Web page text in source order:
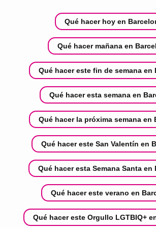
Qué hacer hoy en
Qué hacer mañana en
Qué hacer este fin de semana en
Qué hacer esta semana en
Qué hacer la próxima semana en
Qué hacer este San Valentín en
Qué hacer esta Semana Santa en
Qué hacer este verano en
Qué hacer este Orgullo LGTBIQ+